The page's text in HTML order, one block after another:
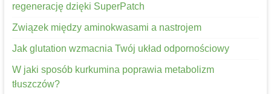
regenerację dzięki SuperPatch
Związek między aminokwasami a nastrojem
Jak glutation wzmacnia Twój układ odpornościowy
W jaki sposób kurkumina poprawia metabolizm
tłuszczów?